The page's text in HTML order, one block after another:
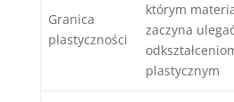
Granica
plastyczności
którym
zaczyna ulegać
plastycznym